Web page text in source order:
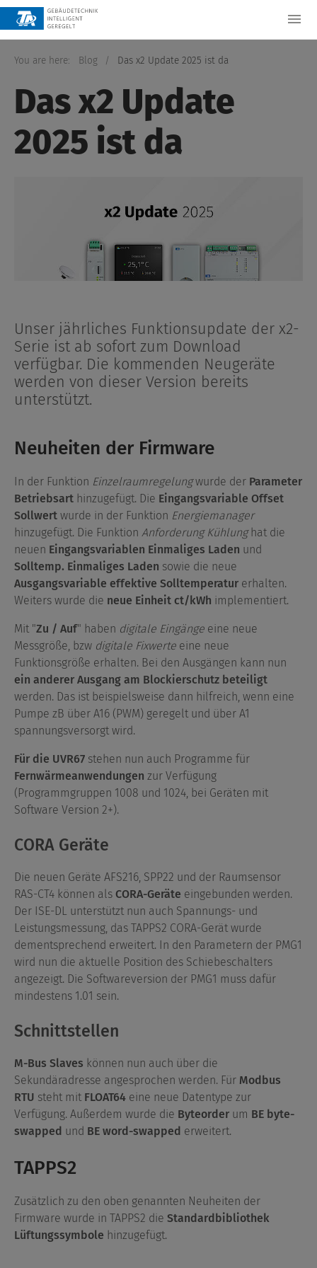
You are here: Blog / Das x2 Update 2025 ist da
Das x2 Update
2025 ist da
Unser jährliches Funktionsupdate der x2-
Serie ist ab sofort zum Download
verfügbar. Die kommenden Neugeräte
werden von dieser Version bereits
unterstützt.
Neuheiten der Firmware
In der Funktion Einzelraumregelungwurde der Parameter
Betriebsart hinzugefügt. Die Eingangsvariable Offset
Sollwert wurde in der Funktion Energiemanager
hinzugefügt. Die Funktion Anforderung Kühlunghat die
neuen Eingangsvariablen Einmaliges Laden und
Solltemp. Einmaliges Laden sowie die neue
Ausgangsvariable effektive Solltemperatur erhalten.
Weiters wurde die neue Einheit ct/kWh implementiert.
Mit "Zu / Auf" haben digitale Eingänge eine neue
Messgröße, bzw digitale Fixwerte eine neue
Funktionsgröße erhalten. Bei den Ausgängen kann nun
ein anderer Ausgang am Blockierschutz beteiligt
werden. Das ist beispielsweise dann hilfreich, wenn eine
Pumpe zB über A16 (PWM) geregelt und über A1
spannungsversorgt wird.
Für die UVR67 stehen nun auch Programme für
Fernwärmeanwendungen zur Verfügung
(Programmgruppen 1008 und 1024, bei Geräten mit
Software Version 2+).
CORA Geräte
Die neuen Geräte AFS216, SPP22 und der Raumsensor
RAS-CT4 können als CORA-Geräte eingebunden werden.
Der ISE-DL unterstützt nun auch Spannungs- und
Leistungsmessung, das TAPPS2 CORA-Gerät wurde
dementsprechend erweitert. In den Parametern der PMG1
wird nun die aktuelle Position des Schiebeschalters
angezeigt. Die Softwareversion der PMG1 muss dafür
mindestens 1.01 sein.
Schnittstellen
M-Bus Slaves können nun auch über die
Sekundäradresse angesprochen werden. Für Modbus
RTU steht mit FLOAT64 eine neue Datentype zur
Verfügung. Außerdem wurde die Byteorder um BE byte-
swapped und BE word-swapped erweitert.
TAPPS2
Zusätzlich zu den oben genannten Neuheiten der
Firmware wurde in TAPPS2 die Standardbibliothek
Lüftungssymbole hinzugefügt.